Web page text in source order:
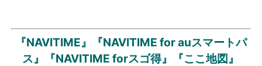
個人向けサービス
『NAVITIME』『NAVITIME for auスマートパ
ス』『NAVITIME forスゴ得』『ここ地図』